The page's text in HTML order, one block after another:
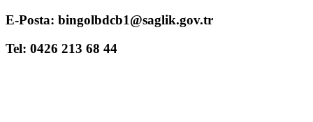
E-Posta: bingolbdcb1@saglik.gov.tr
Tel: 0426 213 68 44